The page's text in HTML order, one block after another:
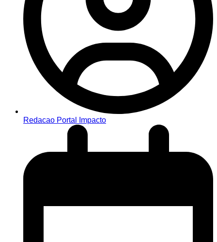
Redacao Portal Impacto